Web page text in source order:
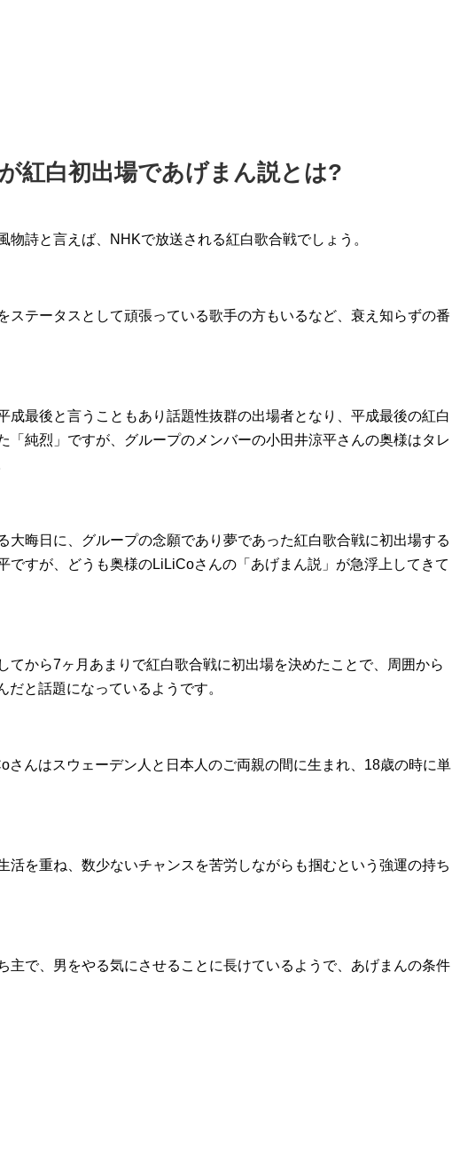
紅白初出場であげまん説とは?
物詩と言えば、NHKで放送される紅白歌合戦でしょう。
ステータスとして頑張っている歌手の方もいるなど、衰え知らずの番
成最後と言うこともあり話題性抜群の出場者となり、平成最後の紅白
「純烈」ですが、グループのメンバーの小田井涼平さんの奥様はタレ
大晦日に、グループの念願であり夢であった紅白歌合戦に初出場する
ですが、どうも奥様のLiLiCoさんの「あげまん説」が急浮上してきて
てから7ヶ月あまりで紅白歌合戦に初出場を決めたことで、周囲から
だと話題になっているようです。
さんはスウェーデン人と日本人のご両親の間に生まれ、18歳の時に単
活を重ね、数少ないチャンスを苦労しながらも掴むという強運の持ち
主で、男をやる気にさせることに長けているようで、あげまんの条件